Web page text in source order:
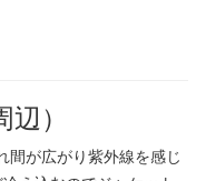
）
間が広がり紫外線を感じ